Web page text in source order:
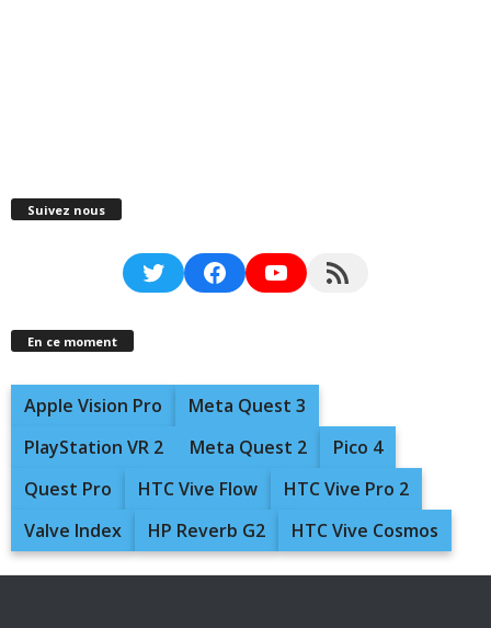
Suivez nous
TwitterFacebookYouTubeRSS Feed
En ce moment
Apple Vision Pro
Meta Quest 3
PlayStation VR 2
Meta Quest 2
Pico 4
Quest Pro
HTC Vive Flow
HTC Vive Pro 2
Valve Index
HP Reverb G2 HTC Vive Cosmos